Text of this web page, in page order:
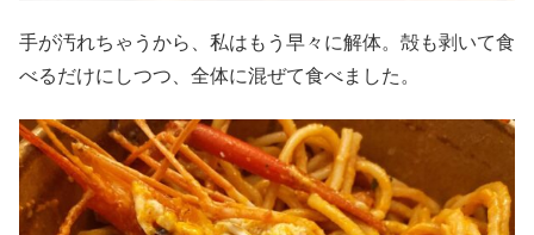
手が汚れちゃうから、私はもう早々に解体。殻も剥いて食
べるだけにしつつ、全体に混ぜて食べました。